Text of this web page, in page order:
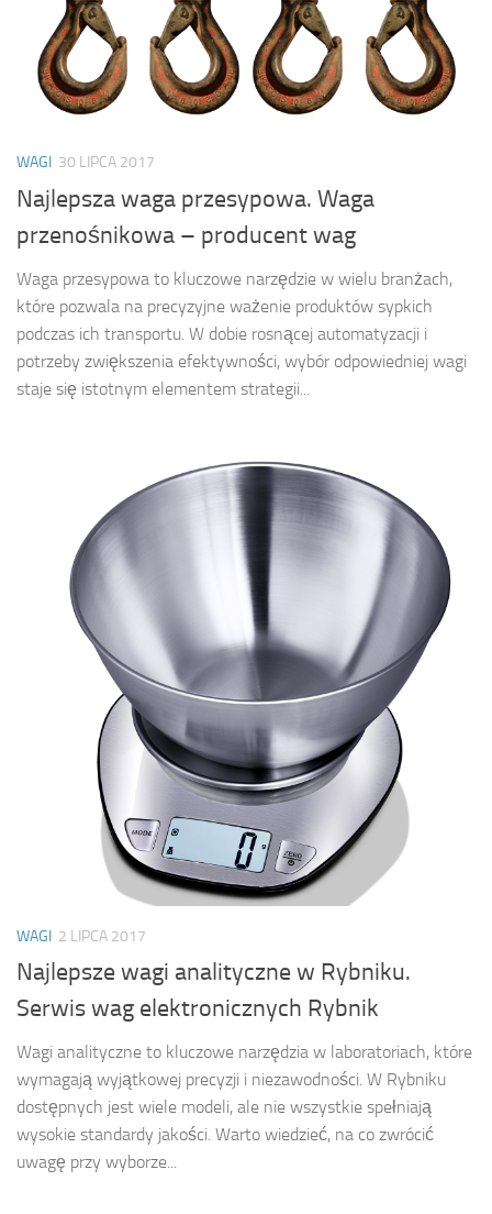
WAGI 30 LIPCA 2017
Najlepsza waga przesypowa. Waga
przenośnikowa – producent wag
Waga przesypowa to kluczowe narzędzie w wielu branżach,
które pozwala na precyzyjne ważenie produktów sypkich
podczas ich transportu. W dobie rosnącej automatyzacji i
potrzeby zwiększenia efektywności, wybór odpowiedniej wagi
staje się istotnym elementem strategii...
WAGI 2 LIPCA 2017
Najlepsze wagi analityczne w Rybniku.
Serwis wag elektronicznych Rybnik
Wagi analityczne to kluczowe narzędzia w laboratoriach, które
wymagają wyjątkowej precyzji i niezawodności. W Rybniku
dostępnych jest wiele modeli, ale nie wszystkie spełniają
wysokie standardy jakości. Warto wiedzieć, na co zwrócić
uwagę przy wyborze...